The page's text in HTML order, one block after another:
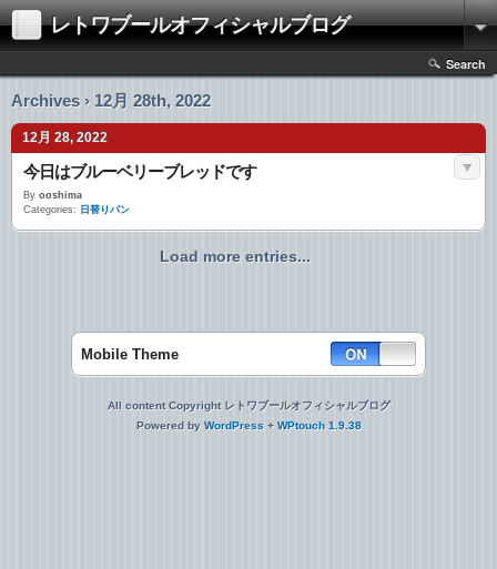
レトワブールオフィシャルブログ
Search
Archives › 12月 28th, 2022
12月 28, 2022
今日はブルーベリーブレッドです
By ooshima
Categories: 日替りパン
Load more entries...
Mobile Theme
All content Copyright レトワブールオフィシャルブログ
Powered by WordPress + WPtouch 1.9.38